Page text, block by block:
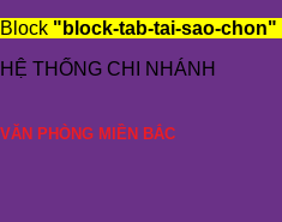
Block "block-tab-tai-sao-chon"
HỆ THỐNG CHI NHÁNH
VĂN PHÒNG MIỀN BẮC